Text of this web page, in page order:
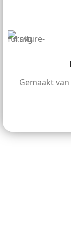
Gemaakt